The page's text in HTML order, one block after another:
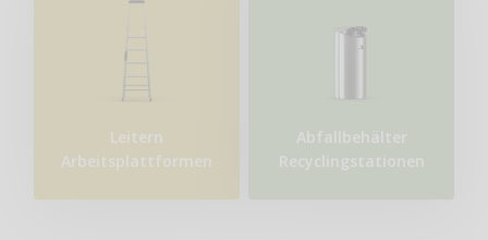
Leitern
Arbeitsplattformen
Abfallbehälter
Recyclingstationen